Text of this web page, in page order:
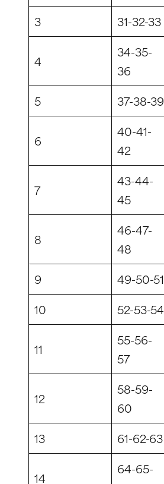
3
31-32-33
4
34-35-
36
5
37-38-39
6
40-41-
42
7
43-44-
45
8
46-47-
48
9
49-50-51
10
52-53-54
11
55-56-
57
12
58-59-
60
13
61-62-63
14
64-65-